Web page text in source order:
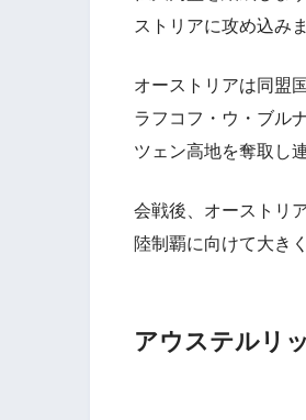
ストリアに攻め込み
オーストリアは同盟
ラフコフ・ウ・ブル
ツェン高地を奪取し
会戦後、オーストリ
陸制覇に向けて大き
アウステルリ